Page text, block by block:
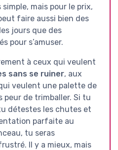
mais pour le prix,
faire aussi bien des
jours que des
pour s’amuser.
à ceux qui veulent
sans se ruiner, aux
veulent une palette de
peur de trimballer. Si tu
détestes les chutes et
parfaite au
tu seras
Il y a mieux, mais